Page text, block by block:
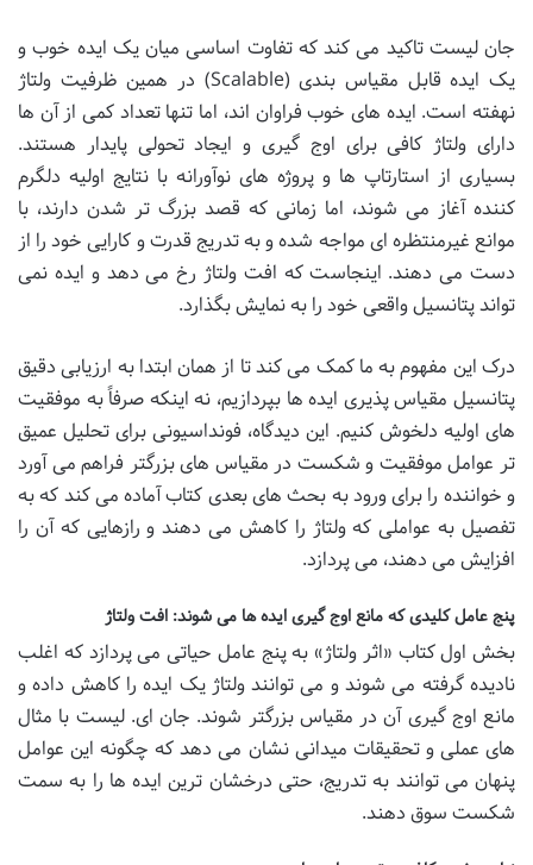
جان لیست تاکید می کند که تفاوت اساسی میان یک ایده خوب و
یک ایده قابل مقیاس بندی (Scalable) در همین ظرفیت ولتاژ
نهفته است. ایده های خوب فراوان اند، اما تنها تعداد کمی از آن ها
دارای ولتاژ کافی برای اوج گیری و ایجاد تحولی پایدار هستند.
بسیاری از استارتاپ ها و پروژه های نوآورانه با نتایج اولیه دلگرم
کننده آغاز می شوند، اما زمانی که قصد بزرگ تر شدن دارند، با
موانع غیرمنتظره ای مواجه شده و به تدریج قدرت و کارایی خود را از
دست می دهند. اینجاست که افت ولتاژ رخ می دهد و ایده نمی
تواند پتانسیل واقعی خود را به نمایش بگذارد.
درک این مفهوم به ما کمک می کند تا از همان ابتدا به ارزیابی دقیق
پتانسیل مقیاس پذیری ایده ها بپردازیم، نه اینکه صرفاً به موفقیت
های اولیه دلخوش کنیم. این دیدگاه، فونداسیونی برای تحلیل عمیق
تر عوامل موفقیت و شکست در مقیاس های بزرگتر فراهم می آورد
و خواننده را برای ورود به بحث های بعدی کتاب آماده می کند که به
تفصیل به عواملی که ولتاژ را کاهش می دهند و رازهایی که آن را
افزایش می دهند، می پردازد.
پنج عامل کلیدی که مانع اوج گیری ایده ها می شوند: افت ولتاژ
بخش اول کتاب «اثر ولتاژ» به پنج عامل حیاتی می پردازد که اغلب
نادیده گرفته می شوند و می توانند ولتاژ یک ایده را کاهش داده و
مانع اوج گیری آن در مقیاس بزرگتر شوند. جان ای. لیست با مثال
های عملی و تحقیقات میدانی نشان می دهد که چگونه این عوامل
پنهان می توانند به تدریج، حتی درخشان ترین ایده ها را به سمت
شکست سوق دهند.